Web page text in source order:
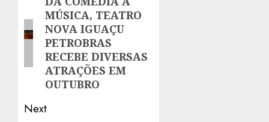
post:MÚSICA, TEATRO
NOVA IGUAÇU
PETROBRAS
RECEBE DIVERSAS
ATRAÇÕES EM
OUTUBRO
Next